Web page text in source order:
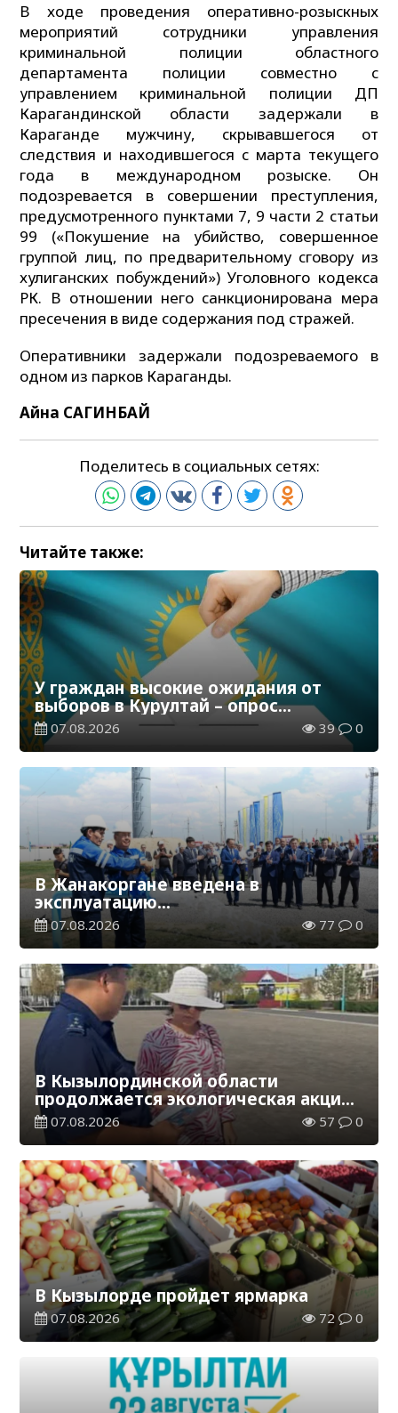
В ходе проведения оперативно-розыскных
мероприятий сотрудники управления
криминальной полиции областного
департамента полиции совместно с
управлением криминальной полиции ДП
Карагандинской области задержали в
Караганде мужчину, скрывавшегося от
следствия и находившегося с марта текущего
года в международном розыске. Он
подозревается в совершении преступления,
предусмотренного пунктами 7, 9 части 2 статьи
99 («Покушение на убийство, совершенное
группой лиц, по предварительному сговору из
хулиганских побуждений») Уголовного кодекса
РК. В отношении него санкционирована мера
пресечения в виде содержания под стражей.
Оперативники задержали подозреваемого в
одном из парков Караганды.
Айна САГИНБАЙ
Поделитесь в социальных сетях:
Читайте также:
У граждан высокие ожидания от
выборов в Курултай – опрос
общественного мнения
07.08.2026 39 0
В Жанакоргане введена в
эксплуатацию
водораспределительная станция
07.08.2026 77 0
В Кызылординской области
продолжается экологическая акция
«Таза Қазақстан»
07.08.2026 57 0
В Кызылорде пройдет ярмарка
07.08.2026 72 0